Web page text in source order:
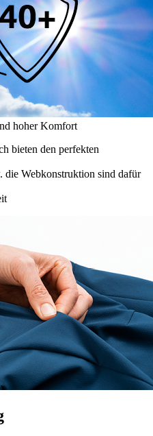
hoher Komfort
bieten den perfekten
die Webkonstruktion sind dafür